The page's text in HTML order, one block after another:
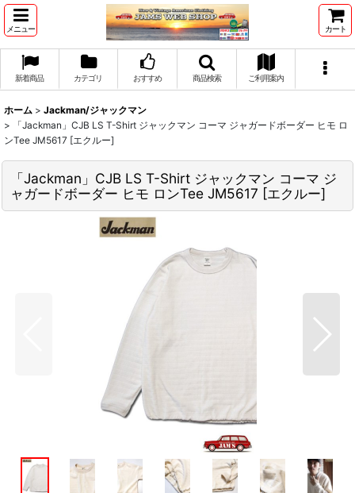
メニュー カート
新着商品 カテゴリ おすすめ 商品検索 ご利用案内
ホーム > Jackman/ジャックマン
>
「Jackman」CJB LS T-Shirt ジャックマン コーマ ジャガードボーダー ヒモ ロ
ンTee JM5617 [エクルー]
「Jackman」CJB LS T-Shirt ジャックマン コーマ ジ
ャガードボーダー ヒモ ロンTee JM5617 [エクルー]